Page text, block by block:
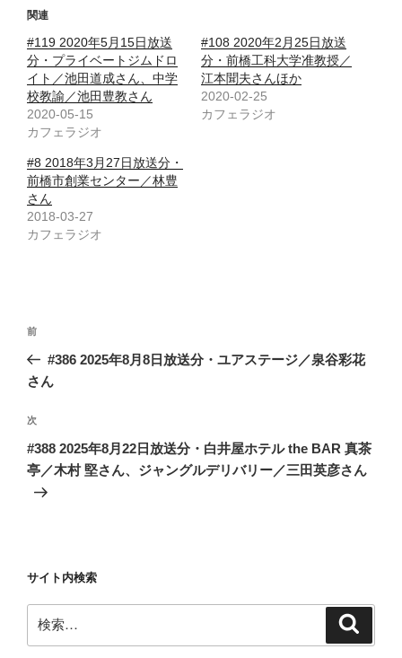
関連
#119 2020年5月15日放送
分・プライベートジムドロ
イト／池田道成さん、中学
校教諭／池田豊教さん
2020-05-15
カフェラジオ
#108 2020年2月25日放送
分・前橋工科大学准教授／
江本聞夫さんほか
2020-02-25
カフェラジオ
#8 2018年3月27日放送分・
前橋市創業センター／林豊
さん
2018-03-27
カフェラジオ
投
ナ
ゲ
ー
シ
ョ
前
の
投
前
#386 2025年8月8日放送分・ユアステージ／泉谷彩花
さん
次
の
投
次
#388 2025年8月22日放送分・白井屋ホテル the BAR 真茶
亭／木村 堅さん、ジャングルデリバリー／三田英彦さん
サイト内検索
索: